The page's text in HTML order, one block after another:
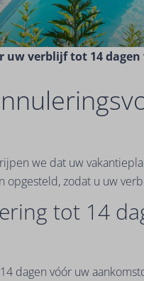
uw verblijf tot 14
we dat uw
opgesteld, zodat u uw
tot 14
dagen vóór uw